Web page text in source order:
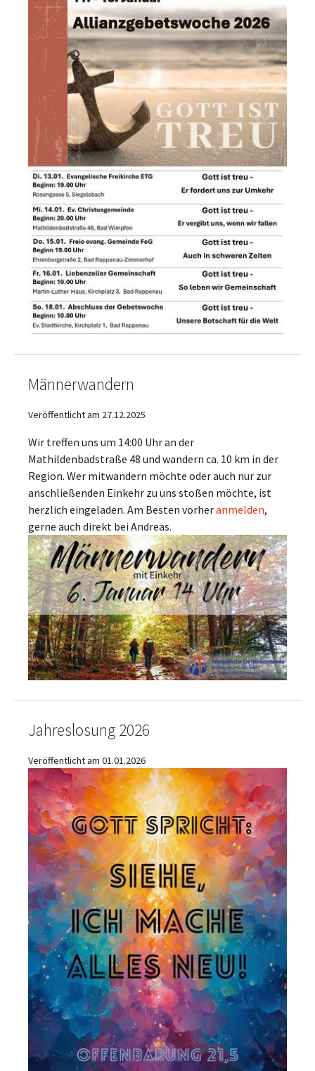
Männerwandern
Veröffentlicht am 27.12.2025
Wir treffen uns um 14:00 Uhr an der
Mathildenbadstraße 48 und wandern ca. 10 km in der
Region. Wer mitwandern möchte oder auch nur zur
anschließenden Einkehr zu uns stoßen möchte, ist
herzlich eingeladen. Am Besten vorheranmelden,
gerne auch direkt bei Andreas.
Jahreslosung 2026
Veröffentlicht am 01.01.2026